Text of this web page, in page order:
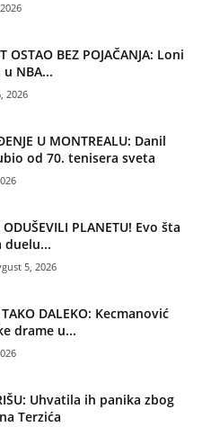
OSTAO BEZ POJAČANJA: Loni
NBA...
2026
U MONTREALU: Danil
od 70. tenisera sveta
ODUŠEVILI PLANETU! Evo šta
duelu...
5, 2026
DALEKO: Kecmanović
drame u...
Uhvatila ih panika zbog
Terzića